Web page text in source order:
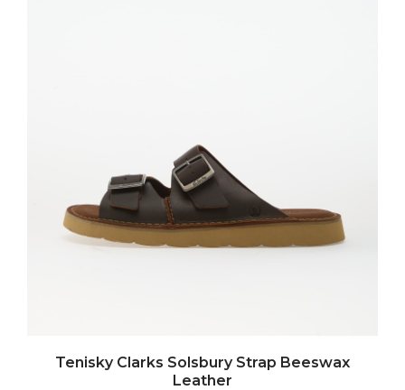
Tenisky Clarks Solsbury Strap Beeswax
Leather